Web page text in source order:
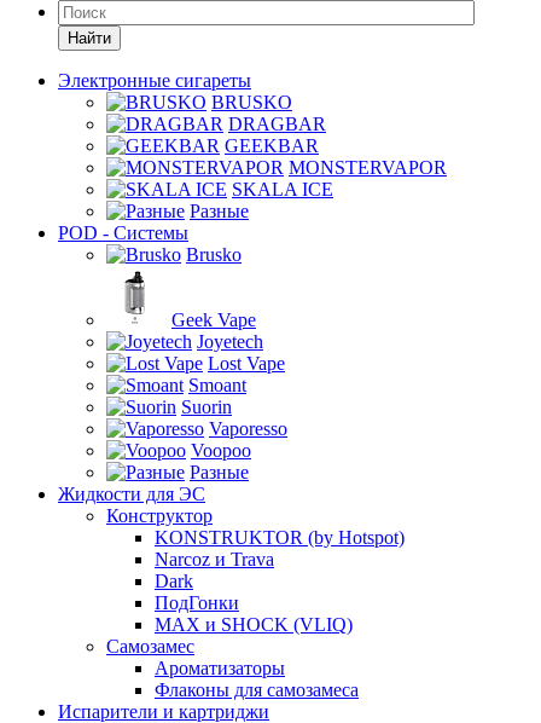
Найти
Электронные сигареты
BRUSKO
DRAGBAR
GEEKBAR
MONSTERVAPOR
SKALA ICE
Разные
POD - Системы
Brusko
Geek Vape
Joyetech
Lost Vape
Smoant
Suorin
Vaporesso
Voopoo
Разные
Жидкости для ЭС
Конструктор
KONSTRUKTOR (by Hotspot)
Narcoz и Trava
Dark
ПодГонки
MAX и SHOCK (VLIQ)
Самозамес
Ароматизаторы
Флаконы для самозамеса
Испарители и картриджи